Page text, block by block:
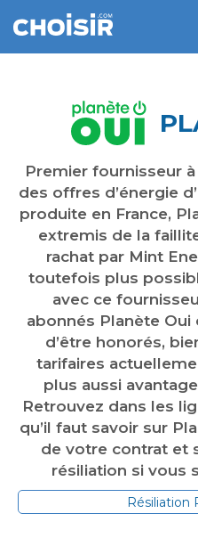
Premier fournisseur
des offres d’énergie
produite en France,
extremis de la
rachat par Mint
toutefois plus
avec ce
abonnés Planète
d’être honorés,
tarifaires
plus aussi
Retrouvez dans les
qu’il faut savoir sur
de votre contrat et
résiliation si vous
Résiliation